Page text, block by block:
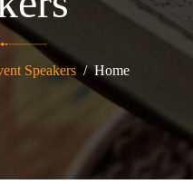
Home
Speakers